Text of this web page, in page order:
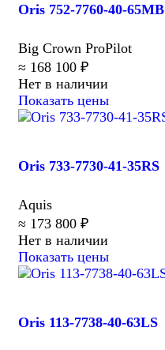
Oris 752-7760-40-65MB
Big Crown ProPilot
≈ 168 100 ₽
Нет в наличии
Показать цены
Oris 733-7730-41-35RS
Aquis
≈ 173 800 ₽
Нет в наличии
Показать цены
Oris 113-7738-40-63LS